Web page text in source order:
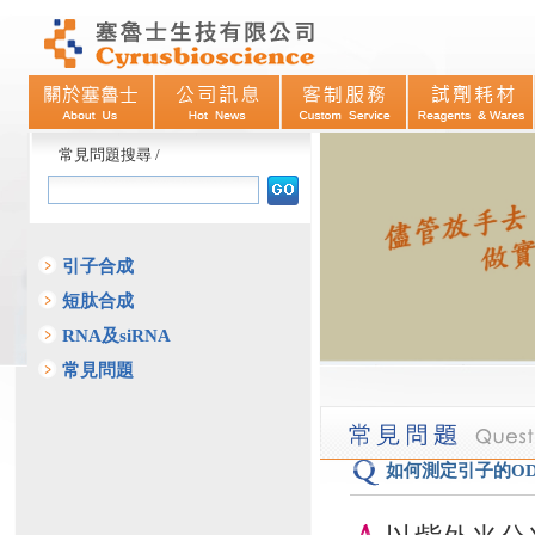
常見問題搜尋 /
引子合成
短肽合成
RNA及siRNA
常見問題
如何測定引子的